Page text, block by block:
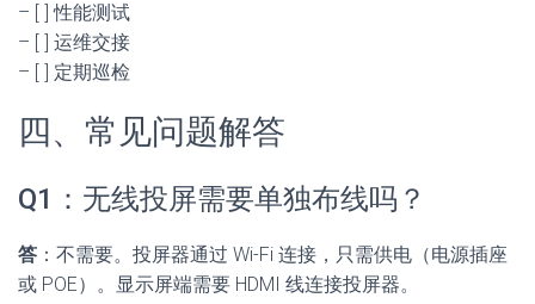
– [ ] 性能测试
– [ ] 运维交接
– [ ] 定期巡检
四、常见问题解答
Q1：无线投屏需要单独布线吗？
答 ：不需要。投屏器通过 Wi-Fi 连接，只需供电（电源插座
或 POE）。显示屏端需要 HDMI 线连接投屏器。